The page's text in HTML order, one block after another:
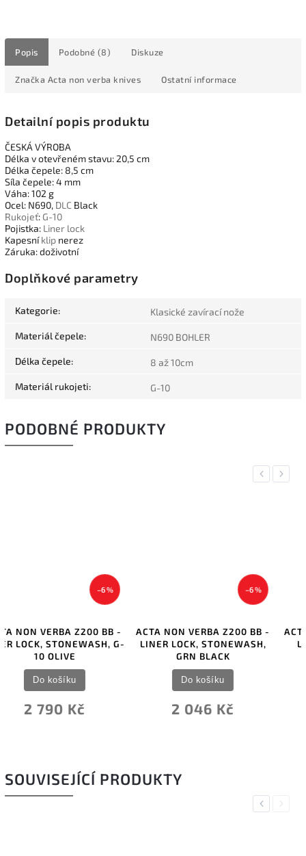
Popis Podobné (8) Diskuze
Značka Acta non verba knives Ostatní informace
Detailní popis produktu
ČESKÁ VÝROBA
Délka v otevřeném stavu: 20,5 cm
Délka čepele: 8,5 cm
Síla čepele: 4 mm
Váha: 102 g
Ocel: N690, DLC Black
Rukojeť: G-10
Pojistka: Liner lock
Kapesníklip nerez
Záruka: doživotní
Doplňkové parametry
Kategorie: Klasické zavírací nože
Materiál čepele: N690 BOHLER
Délka čepele: 8 až 10cm
Materiál rukojeti: G-10
PODOBNÉ PRODUKTY
Previous
ACTA NON VERBA Z200 BB -
LINER LOCK, STONEWASH,
GRN BLACK
2 046 Kč
Do košíku
ACTA NON VERBA Z200 BB -
LINER LOCK, DLC, G-10
BLACK
2 976 Kč
Do košíku
Next
SOUVISEJÍCÍ PRODUKTY
PreviousNext